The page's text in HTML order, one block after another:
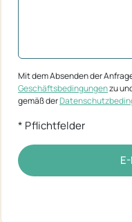
Mit dem Absenden der
Geschäftsbedingungenzu
gemäß der
* Pflichtfelder